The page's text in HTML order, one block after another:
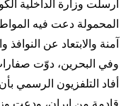
أرسلت وزارة الداخلية
المحمولة دعت فيه
آمنة والابتعاد عن
وفي البحرين، دوّت صفارات
أفاد التلفزيون الرسمي
قادمة من إيران، ودعت